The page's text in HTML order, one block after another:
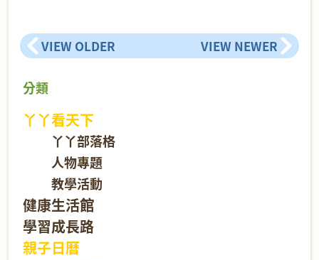
VIEW OLDER VIEW NEWER
分類
丫丫看天下
丫丫部落格
人物專題
教學活動
健康生活館
學習成長路
親子日曆